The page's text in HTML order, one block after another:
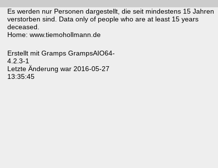
Es werden nur Personen dargestellt, die seit mindestens 15 Jahren
verstorben sind. Data only of people who are at least 15 years
deceased.
Home: www.tiemohollmann.de
Erstellt mit Gramps GrampsAIO64-
4.2.3-1
Letzte Änderung war 2016-05-27
13:35:45